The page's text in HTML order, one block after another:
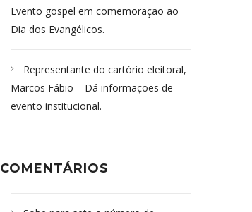
Evento gospel em comemoração ao
Dia dos Evangélicos.
Representante do cartório eleitoral,
Marcos Fábio – Dá informações de
evento institucional.
COMENTÁRIOS